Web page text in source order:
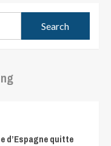
d’Espagne quitte